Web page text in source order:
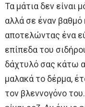
Τα μάτια δεν είναι
αλλά σε έναν βαθμό
αποτελώντας ένα
επίπεδα του
δάχτυλό σας κάτω
μαλακά το δέρμα,
τον βλεννογόνο